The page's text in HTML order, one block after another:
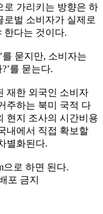
로 가리키는 방향은 하
벌 소비자가 실제로
한다는 것이다.
를 묻지만, 소비자는
를 묻는다.
재한 외국인 소비자
주하는 북미 국적 다
현지 조사의 시간비용
내에서 직접 확보할
별화된다.
으로 하면 된다.
포 금지